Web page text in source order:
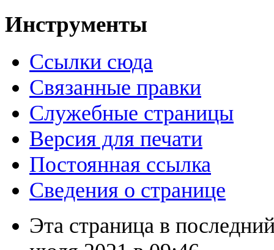
Инструменты
Ссылки сюда
Связанные правки
Служебные страницы
Версия для печати
Постоянная ссылка
Сведения о странице
Эта страница в